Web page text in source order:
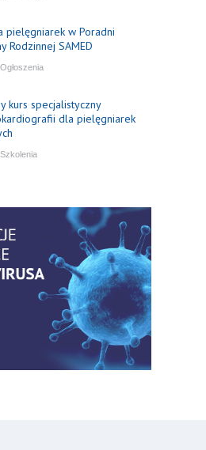
pielęgniarek w Poradni
Rodzinnej SAMED
Ogłoszenia
kurs specjalistyczny
dla pielęgniarek
Szkolenia
aktualny konsensus ekspertów
naczyniowym
Szkolenia
na Ogólnopolską
Naukową „Terminologia
– komunikacja,
praktyka”